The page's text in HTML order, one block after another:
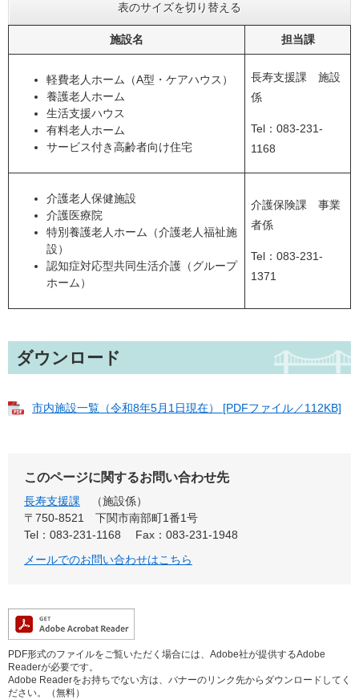
表のサイズを切り替える
施設名 担当課
軽費老人ホーム（A型・ケアハウス）
養護老人ホーム
生活支援ハウス
有料老人ホーム
サービス付き高齢者向け住宅
長寿支援課 施設
係
Tel：083-231-
1168
介護老人保健施設
介護医療院
特別養護老人ホーム（介護老人福祉施
設）
認知症対応型共同生活介護（グループ
ホーム）
介護保険課 事業
者係
Tel：083-231-
1371
ダウンロード
市内施設一覧（令和8年5月1日現在） [PDFファイル／112KB]
このページに関するお問い合わせ先
長寿支援課
施設係
〒750-8521
下関市南部町1番1号
Tel：083-231-1168
Fax：083-231-1948
メールでのお問い合わせはこちら
PDF形式のファイルをご覧いただく場合には、Adobe社が提供するAdobe
Readerが必要です。
Adobe Readerをお持ちでない方は、バナーのリンク先からダウンロードしてく
ださい。（無料）